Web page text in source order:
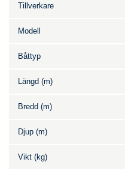
Tillverkare
Modell
Båttyp
Längd (m)
Bredd (m)
Djup (m)
Vikt (kg)